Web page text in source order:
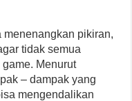
menenangkan pikiran,
tidak semua
Menurut
– dampak yang
mengendalikan